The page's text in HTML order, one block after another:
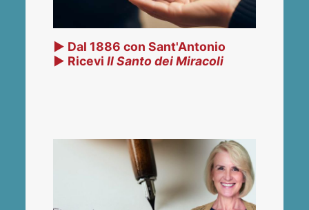
▶ Dal 1886 con Sant'Antonio
▶ RiceviIl Santo dei Miracoli